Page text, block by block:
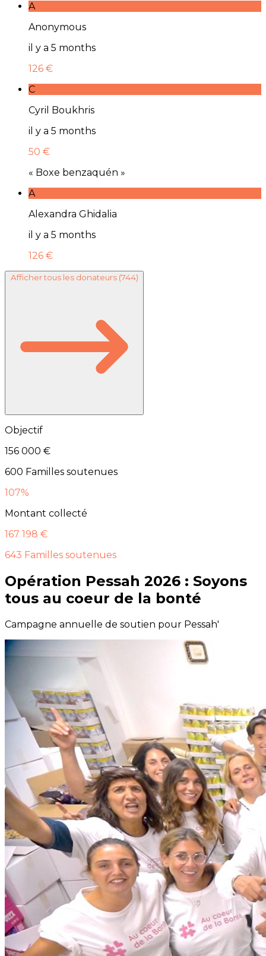
A
Anonymous
il y a 5 months
126 €
C
Cyril Boukhris
il y a 5 months
50 €
« Boxe benzaquén »
A
Alexandra Ghidalia
il y a 5 months
126 €
Afficher tous les donateurs (744)
Objectif
156 000 €
600 Familles soutenues
107%
Montant collecté
167 198 €
643 Familles soutenues
Opération Pessah 2026 : Soyons
tous au coeur de la bonté
Campagne annuelle de soutien pour Pessah'